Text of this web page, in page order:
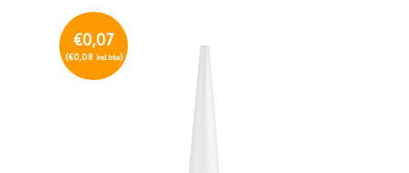
€0,07
(€0,08 Incl. btw)